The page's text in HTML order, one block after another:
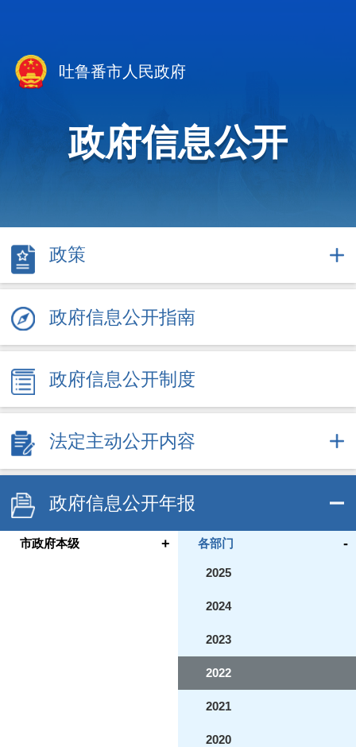
吐鲁番市人民政府
政府信息公开
政策
政府信息公开指南
政府信息公开制度
法定主动公开内容
政府信息公开年报
市政府本级 + 各部门 -
2025
2024
2023
2022
2021
2020